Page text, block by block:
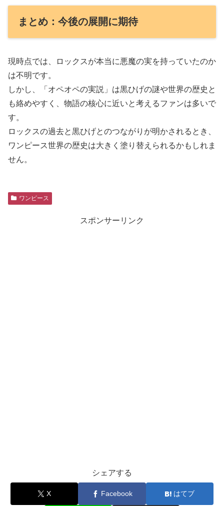
まとめ：今後の展開に期待
現時点では、ロックスが本当に悪魔の実を持っていたのか
は不明です。
しかし、「オペオペの実説」は黒ひげの謎や世界の歴史と
も絡めやすく、物語の核心に近いと考えるファンは多いで
す。
ロックスの過去と黒ひげとのつながりが明かされるとき、
ワンピース世界の歴史は大きく塗り替えられるかもしれま
せん。
ワンピース
スポンサーリンク
シェアする
X Facebook はてブ